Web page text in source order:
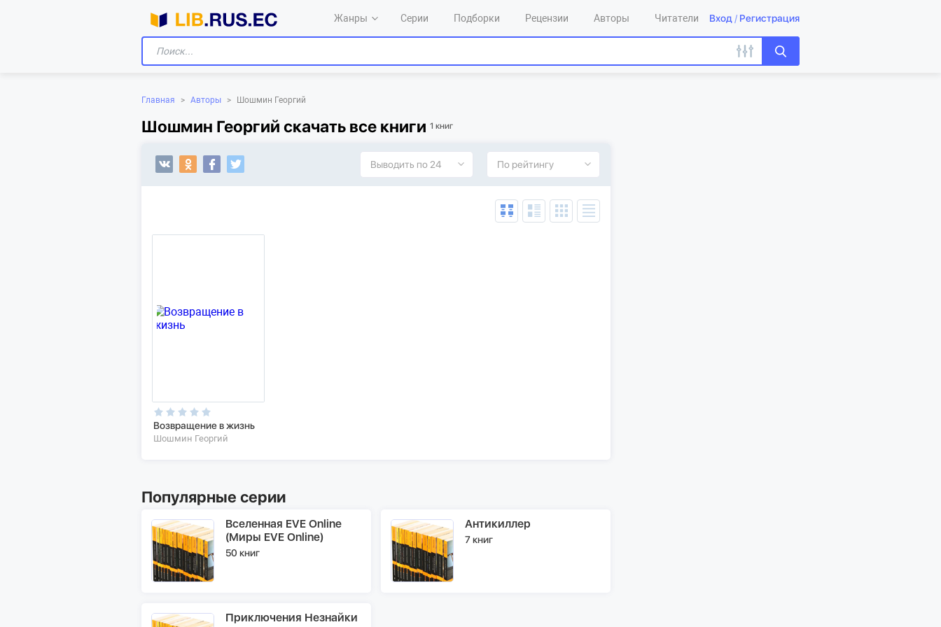
Жанры Серии Подборки Рецензии Авторы Читатели Вход / Регистрация
Главная > Авторы > Шошмин Георгий
Шошмин Георгий скачать все книги 1 книг
Выводить по 24 По рейтингу
Возвращение в жизнь
Шошмин Георгий
Популярные серии
Вселенная EVE Online
(Миры EVE Online)
50 книг
Антикиллер
7 книг
Приключения Незнайки